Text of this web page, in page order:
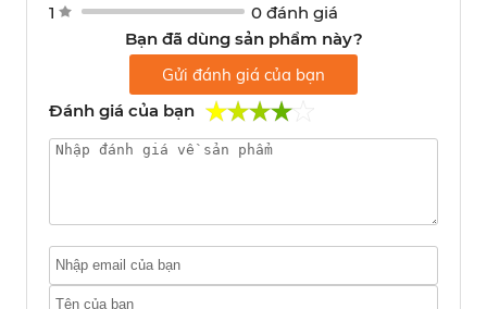
1
0 đánh giá
Bạn đã dùng sản phẩm này?
Gửi đánh giá của bạn
Đánh giá của bạn